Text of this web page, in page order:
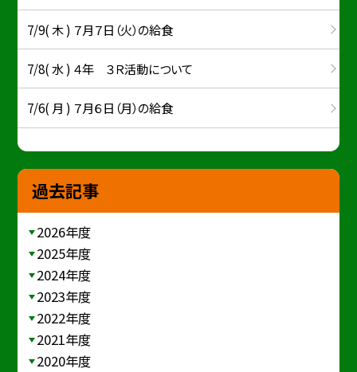
7/9( 木 ) ７月７日（火）の給食
7/8( 水 ) ４年 ３Ｒ活動について
7/6( 月 ) ７月６日（月）の給食
過去記事
2026年度
2025年度
2024年度
2023年度
2022年度
2021年度
2020年度